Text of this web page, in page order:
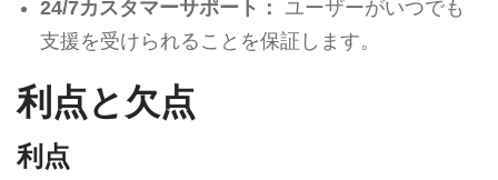
24/7カスタマーサポート：
ユーザーがいつでも
支援を受けられることを保証します。
利点と欠点
利点